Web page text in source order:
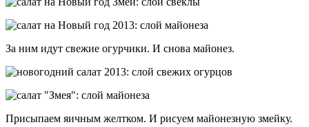
За ним идут свежие огурчики. И снова майонез.
Присыпаем яичным желтком. И рисуем майонезную змейку.